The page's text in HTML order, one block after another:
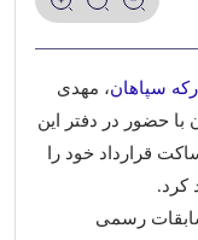
سپاهان، مهدی
با حضور در دفتر این
قرارداد خود را
کرد.
رسمی